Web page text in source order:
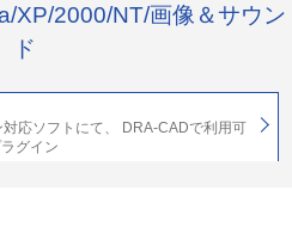
XP/2000/NT/画像＆サウン
ド
応ソフトにて、 DRA-CADで利用可
グイン